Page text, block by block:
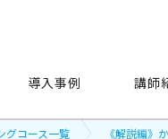
導入事例 講師
グコース一覧 《解説編》